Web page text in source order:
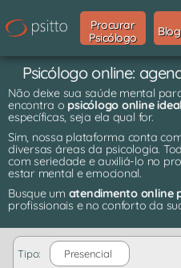
Procurar
Psicólogo
Blog
Psicólogo online:
Não deixe sua saúde mental
encontra o psicólogo online ideal
específicas, seja ela qual for.
Sim, nossa plataforma conta
diversas áreas da psicologia.
com seriedade e auxiliá-lo no
estar mental e emocional.
Busque um atendimento online
profissionais e no conforto da
Tipo: Presencial